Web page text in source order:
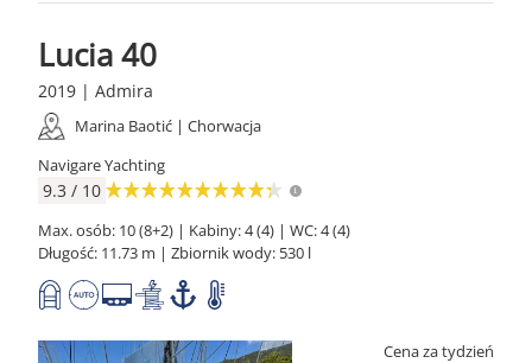
Lucia 40
2019 | Admira
Marina Baotić | Chorwacja
Navigare Yachting
9.3 / 10
Max. osób: 10 (8+2) | Kabiny: 4 (4) | WC: 4 (4)
Długość: 11.73 m | Zbiornik wody: 530 l
Cena za tydzień